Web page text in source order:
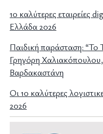
10 καλύτερες εταιρείες
Ελλάδα 2026
Παιδική παράσταση: “Το
Γρηγόρη
Βαρδακαστάνη
Οι 10 καλύτερες
2026